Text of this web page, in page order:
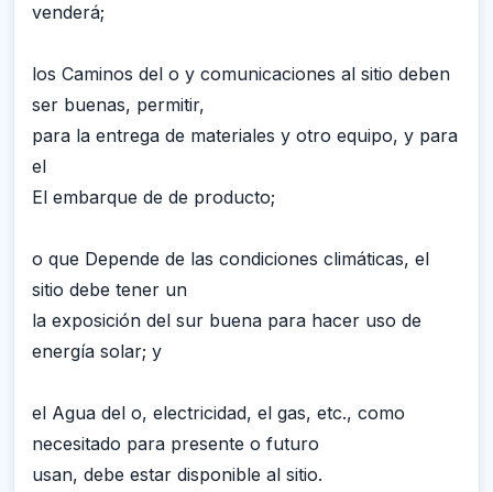
venderá;
los Caminos del o y comunicaciones al sitio deben
ser buenas, permitir,
para la entrega de materiales y otro equipo, y para
el
El embarque de de producto;
o que Depende de las condiciones climáticas, el
sitio debe tener un
la exposición del sur buena para hacer uso de
energía solar; y
el Agua del o, electricidad, el gas, etc., como
necesitado para presente o futuro
usan, debe estar disponible al sitio.